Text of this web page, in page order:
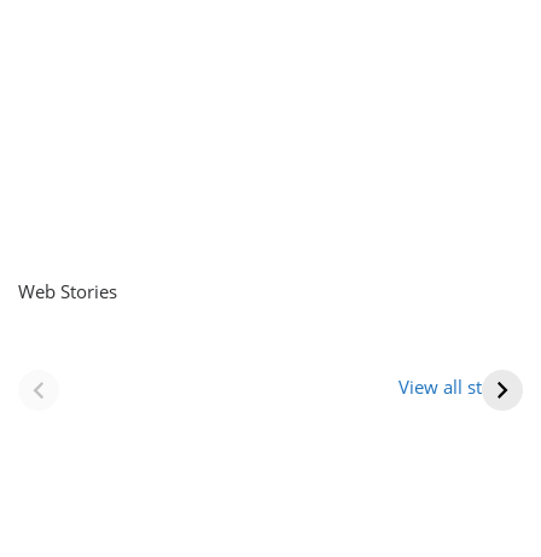
Web Stories
View all stories
(राजस्थान) |
आभूषण (women’s